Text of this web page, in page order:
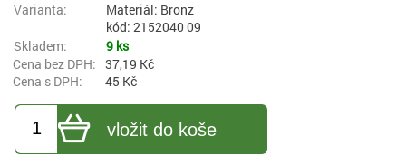
Materiál: Bronz
kód: 2152040 09
9 ks
37,19 Kč
45 Kč
vložit do koše